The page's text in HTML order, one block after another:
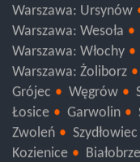
Warszawa: Targówek
Warszawa: Ursynów
Warszawa: Wesoła
Warszawa: Włochy
Warszawa: Żoliborz
Grójec
Węgrów
Łosice
Garwolin
Zwoleń
Szydłowiec